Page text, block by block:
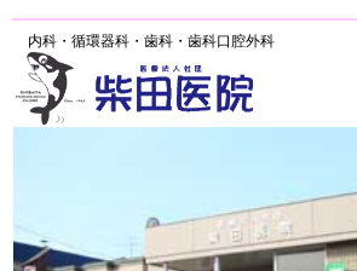
内科・循環器科・歯科・歯科口腔外科